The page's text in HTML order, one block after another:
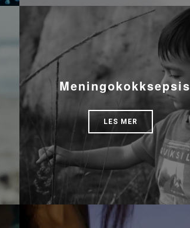
Meningokokksepsis
LES MER